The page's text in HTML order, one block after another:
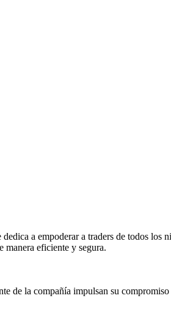
a empoderar a traders de todos
manera eficiente y segura.
de la compañía impulsan su